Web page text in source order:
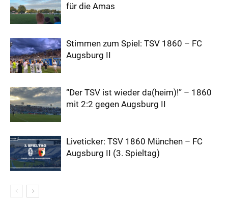
für die Amas
Stimmen zum Spiel: TSV 1860 – FC
Augsburg II
“Der TSV ist wieder da(heim)!” – 1860
mit 2:2 gegen Augsburg II
Liveticker: TSV 1860 München – FC
Augsburg II (3. Spieltag)